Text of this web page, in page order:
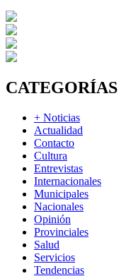
CATEGORÍAS
+ Noticias
Actualidad
Contacto
Cultura
Entrevistas
Internacionales
Municipales
Nacionales
Opinión
Provinciales
Salud
Servicios
Tendencias